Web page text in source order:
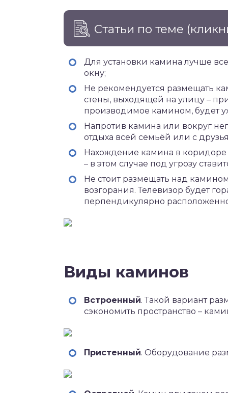
Статьи по теме
Для установки камина лучше
окну;
Не рекомендуется размещать
стены, выходящей на улицу –
производимое камином, будет
Напротив камина или вокруг
отдыха всей семьёй или с
Нахождение камина в
– в этом случае под угрозу
Не стоит размещать над
возгорания. Телевизор будет
перпендикулярно
Виды каминов
Встроенный. Такой вариант
сэкономить пространство –
Пристенный. Оборудование